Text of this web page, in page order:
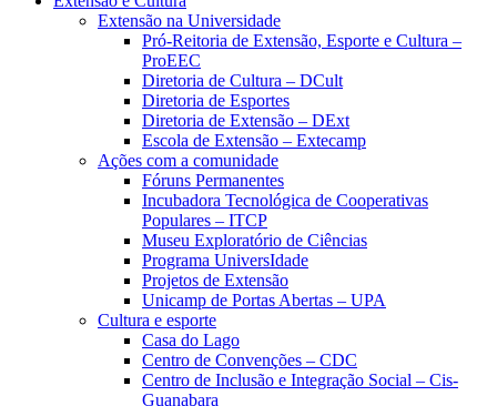
Extensão na Universidade
Pró-Reitoria de Extensão, Esporte e Cultura –
ProEEC
Diretoria de Cultura – DCult
Diretoria de Esportes
Diretoria de Extensão – DExt
Escola de Extensão – Extecamp
Ações com a comunidade
Fóruns Permanentes
Incubadora Tecnológica de Cooperativas
Populares – ITCP
Museu Exploratório de Ciências
Programa UniversIdade
Projetos de Extensão
Unicamp de Portas Abertas – UPA
Cultura e esporte
Casa do Lago
Centro de Convenções – CDC
Centro de Inclusão e Integração Social – Cis-
Guanabara